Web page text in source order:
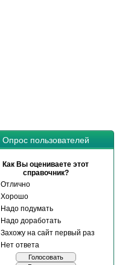
Опрос пользователей
Как Вы оцениваете этот
справочник?
Отлично
Хорошо
Надо подумать
Надо доработать
Захожу на сайт первый раз
Нет ответа